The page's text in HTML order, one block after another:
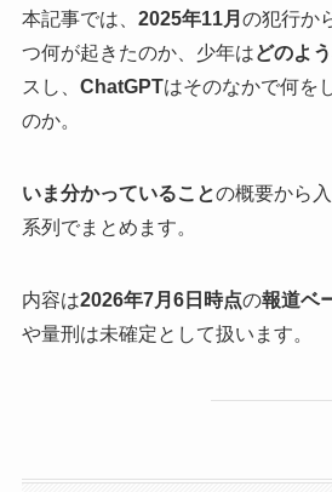
本記事では、 2025年11月 の犯行か
つ何が起きたのか、少年はどのよ
スし、 ChatGPTはそのなかで何を
のか。
いま分かっていることの概要から
系列でまとめます。
内容は2026年7月6日時点の報道ベ
や量刑は未確定として扱います。